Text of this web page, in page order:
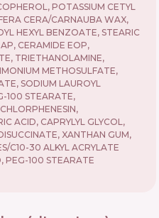
POTASSIUM CETYL
CERA/CARNAUBA WAX,
HEXYL BENZOATE, STEARIC
CERAMIDE EOP,
TRIETHANOLAMINE,
METHOSULFATE,
SODIUM LAUROYL
100 STEARATE,
ACID, CAPRYLYL GLYCOL,
XANTHAN GUM,
C10-30 ALKYL ACRYLATE
PEG-100 STEARATE